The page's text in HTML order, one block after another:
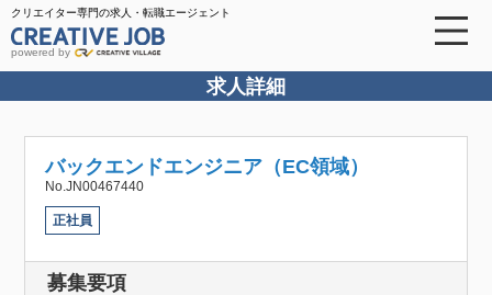
クリエイター専門の求人・転職エージェント
powered by
求人詳細
バックエンドエンジニア（EC領域）
No.JN00467440
正社員
募集要項